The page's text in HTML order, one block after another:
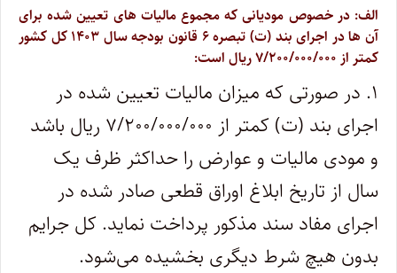
الف: در خصوص مودیانی که مجموع مالیات های تعیین شده برای
آن ها در اجرای بند (ت) تبصره ۶ قانون بودجه سال ۱۴۰۳ کل کشور
کمتر از ۷/۲۰۰/۰۰۰/۰۰۰ ریال است:
۱. در صورتی که میزان مالیات تعیین شده در
اجرای بند (ت) کمتر از ۷/۲۰۰/۰۰۰/۰۰۰ ریال باشد
و مودی مالیات و عوارض را حداکثر ظرف یک
سال از تاریخ ابلاغ اوراق قطعی صادر شده در
اجرای مفاد سند مذکور پرداخت نماید. کل جرایم
بدون هیچ شرط دیگری بخشیده می‌شود.